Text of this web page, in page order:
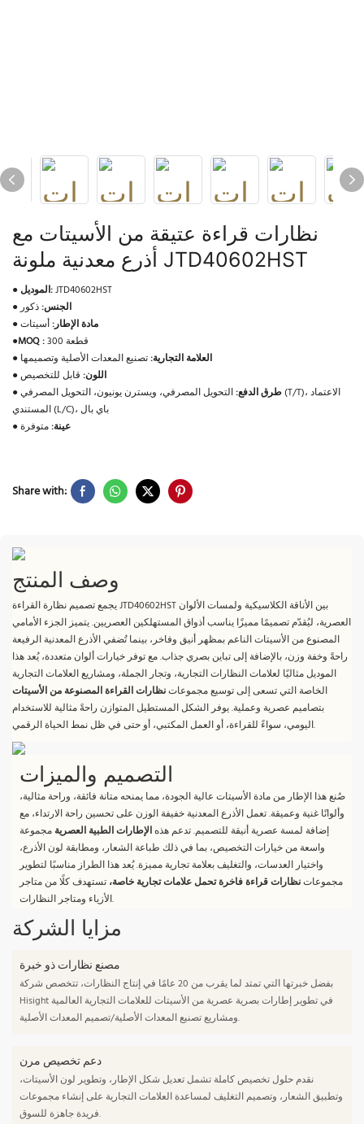
نظارات قراءة عتيقة من الأسيتات مع
أذرع معدنية ملونة JTD40602HST
● الموديل:JTD40602HST
●
الجنس:ذكور
●
مادة الإطار:أسيتات
●MOQ :
300 قطعة
●
العلامة التجارية:تصنيع المعدات الأصلية وتصميمها
●
اللون: قابل للتخصيص
●
طرق الدفع:التحويل المصرفي، ويسترن يونيون، التحويل المصرفي (T/T)، الاعتماد
المستندي (L/C)، باي بال
●
عينة:متوفرة
Share with:
وصف المنتج
يجمع تصميم نظارة القراءة JTD40602HST بين الأناقة الكلاسيكية ولمسات الألوان
العصرية، ليُقدّم تصميمًا مميزًا يناسب أذواق المستهلكين العصريين. يتميز الجزء الأمامي
المصنوع من الأسيتات الناعم بمظهر أنيق وفاخر، بينما تُضفي الأذرع المعدنية الرفيعة
راحةً وخفة وزن، بالإضافة إلى تباين بصري جذاب. مع توفر خيارات ألوان متعددة، يُعد هذا
الموديل مثاليًا لعلامات النظارات التجارية، وتجار الجملة، ومشاريع العلامات التجارية
الخاصة التي تسعى إلى توسيع مجموعاتنظارات القراءة المصنوعة من الأسيتات
بتصاميم عصرية وعملية. يوفر الشكل المستطيل المتوازن راحةً مثالية للاستخدام
اليومي، سواءً للقراءة، أو العمل المكتبي، أو حتى في ظل نمط الحياة الرقمي.
التصميم والميزات
صُنع هذا الإطار من مادة الأسيتات عالية الجودة، مما يمنحه متانة فائقة، وراحة مثالية،
وألوانًا غنية وعميقة. تعمل الأذرع المعدنية خفيفة الوزن على تحسين راحة الارتداء، مع
إضافة لمسة عصرية أنيقة للتصميم. تدعم هذهالإطارات الطبية العصرية مجموعة
واسعة من خيارات التخصيص، بما في ذلك طباعة الشعار، ومطابقة لون الأذرع،
واختيار العدسات، والتغليف بعلامة تجارية مميزة. يُعد هذا الطراز مناسبًا لتطوير
مجموعاتنظارات قراءة فاخرة تحمل علامات تجارية خاصة، تستهدف كلًا من متاجر
الأزياء ومتاجر النظارات.
مزايا الشركة
مصنع نظارات ذو خبرة
بفضل خبرتها التي تمتد لما يقرب من 20 عامًا في إنتاج النظارات، تتخصص شركة
Hisight في تطوير إطارات بصرية عصرية من الأسيتات للعلامات التجارية العالمية
ومشاريع تصنيع المعدات الأصلية/تصميم المعدات الأصلية.
دعم تخصيص مرن
نقدم حلول تخصيص كاملة تشمل تعديل شكل الإطار، وتطوير لون الأسيتات،
وتطبيق الشعار، وتصميم التغليف لمساعدة العلامات التجارية على إنشاء مجموعات
فريدة جاهزة للسوق.